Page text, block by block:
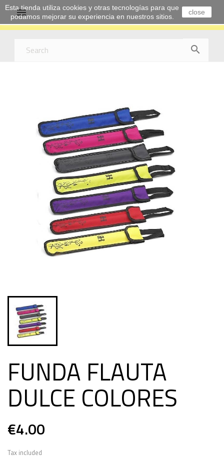


FUNDA FLAUTA
DULCE COLORES
€4.00
Tax included
Esta tienda utiliza cookies y otras tecnologías para que
podamos mejorar su experiencia en nuestros sitios.
close